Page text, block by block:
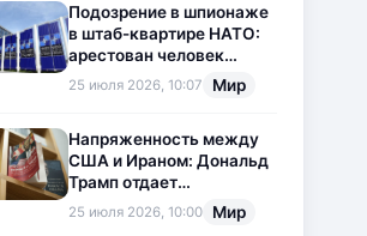
Подозрение в шпионаже
в штаб-квартире НАТО:
арестован человек
китайского
происхождения
25 июля 2026, 10:07 Мир
Напряженность между
США и Ираном: Дональд
Трамп отдает
предпочтение
дипломатии
25 июля 2026, 10:00 Мир